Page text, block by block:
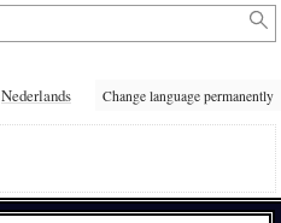
Nederlands Change language permanently